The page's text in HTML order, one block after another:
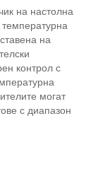
на настолна
на
контрол с
могат
с диапазон